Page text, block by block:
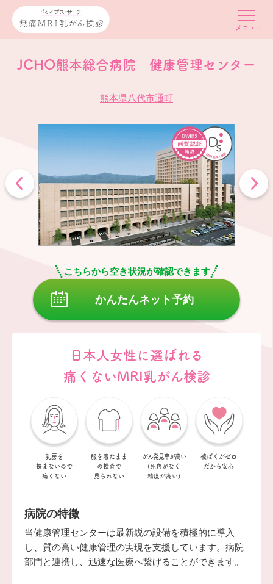
JCHO熊本総合病院 健康管理センター
熊本県八代市通町
こちらから空き状況が確認できます
かんたんネット予約
日本人女性に選ばれる
痛くないMRI乳がん検診
乳房を
挟まない ので
痛くない
服を着たまま
の検査で
見られない
がん発見率が高い
(死角がなく
精度が高い)
被ばくがゼロ
だから安心
病院の特徴
当健康管理センターは最新鋭の設備を積極的に導入
し、質の高い健康管理の実現を支援しています。病院
部門と連携し、迅速な医療へ繋げることができます。